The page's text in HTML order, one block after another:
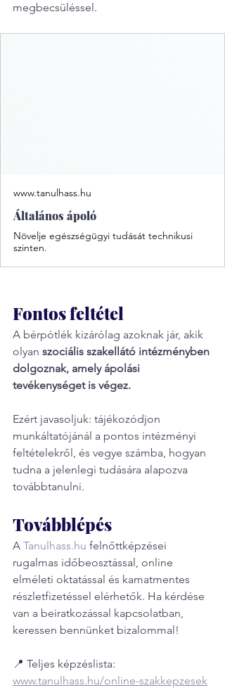
megbecsüléssel.
www.tanulhass.hu
Általános ápoló
Növelje egészségügyi tudását technikusi
szinten.
Fontos feltétel
A bérpótlék kizárólag azoknak jár, akik
olyan szociális szakellátó intézményben
dolgoznak, amely ápolási
tevékenységet is végez.
Ezért javasoljuk: tájékozódjon
munkáltatójánál a pontos intézményi
feltételekről, és vegye számba, hogyan
tudna a jelenlegi tudására alapozva
továbbtanulni.
Továbblépés
A Tanulhass.hu felnőttképzései
rugalmas időbeosztással, online
elméleti oktatással és kamatmentes
részletfizetéssel elérhetők. Ha kérdése
van a beiratkozással kapcsolatban,
keressen bennünket bizalommal!
📍 Teljes képzéslista:
www.tanulhass.hu/online-szakkepzesek